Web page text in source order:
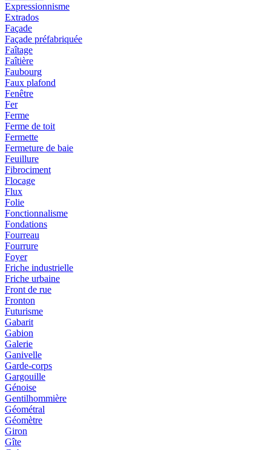
Expressionnisme
Extrados
Façade
Façade préfabriquée
Faîtage
Faîtière
Faubourg
Faux plafond
Fenêtre
Fer
Ferme
Ferme de toit
Fermette
Fermeture de baie
Feuillure
Fibrociment
Flocage
Flux
Folie
Fonctionnalisme
Fondations
Fourreau
Fourrure
Foyer
Friche industrielle
Friche urbaine
Front de rue
Fronton
Futurisme
Gabarit
Gabion
Galerie
Ganivelle
Garde-corps
Gargouille
Génoise
Gentilhommière
Géométral
Géomètre
Giron
Gîte